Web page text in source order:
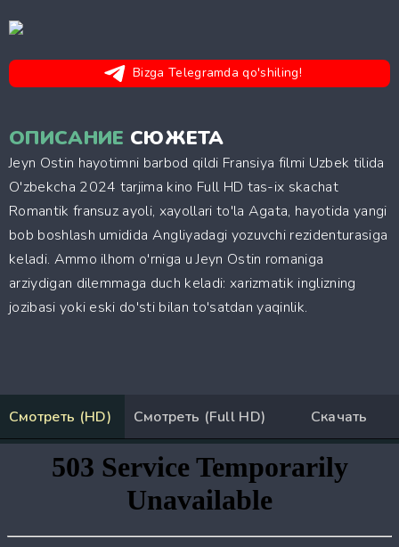
Bizga Telegramda qo'shiling!
ОПИСАНИЕ СЮЖЕТА
Jeyn Ostin hayotimni barbod qildi Fransiya filmi Uzbek tilida
O'zbekcha 2024 tarjima kino Full HD tas-ix skachat
Romantik fransuz ayoli, xayollari to'la Agata, hayotida yangi
bob boshlash umidida Angliyadagi yozuvchi rezidenturasiga
keladi. Ammo ilhom o'rniga u Jeyn Ostin romaniga
arziydigan dilemmaga duch keladi: xarizmatik inglizning
jozibasi yoki eski do'sti bilan to'satdan yaqinlik.
Смотреть (HD) Смотреть (Full HD) Скачать